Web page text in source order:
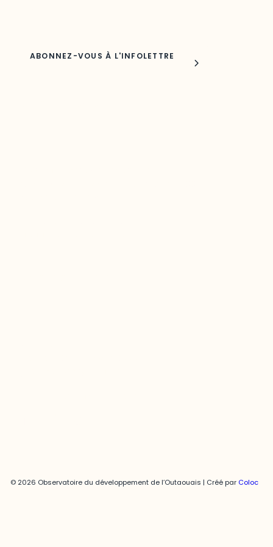
© 2026 Observatoire du développement de l’Outaouais | Créé par Coloc